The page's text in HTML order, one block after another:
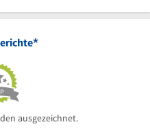
Uhr
18
bis
Uhr *
ausgezeichnet.